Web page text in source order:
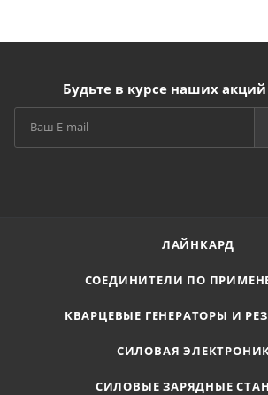
Будьте в курсе наших
ЛАЙНКАРД
СОЕДИНИТЕЛИ ПО
КВАРЦЕВЫЕ ГЕНЕРАТОРЫ И
СИЛОВАЯ
СИЛОВЫЕ ЗАРЯДНЫЕ